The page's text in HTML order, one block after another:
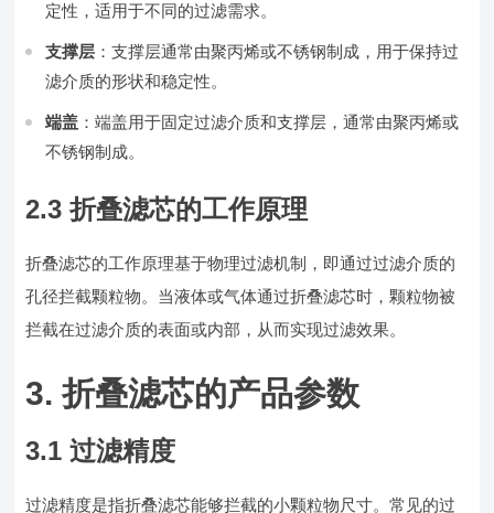
定性，适用于不同的过滤需求。
支撑层 ：支撑层通常由聚丙烯或不锈钢制成，用于保持过
滤介质的形状和稳定性。
端盖 ：端盖用于固定过滤介质和支撑层，通常由聚丙烯或
不锈钢制成。
2.3 折叠滤芯的工作原理
折叠滤芯的工作原理基于物理过滤机制，即通过过滤介质的
孔径拦截颗粒物。当液体或气体通过折叠滤芯时，颗粒物被
拦截在过滤介质的表面或内部，从而实现过滤效果。
3. 折叠滤芯的产品参数
3.1 过滤精度
过滤精度是指折叠滤芯能够拦截的小颗粒物尺寸。常见的过